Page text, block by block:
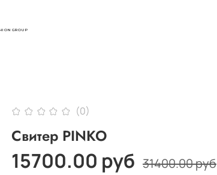
GROUP
(0)
Свитер PINKO
15700.00 руб 31400.00 руб